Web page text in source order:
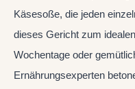
Käsesoße, die jeden
dieses Gericht zum
Wochentage oder
Ernährungsexperten